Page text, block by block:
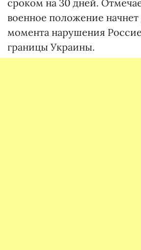
сроком на 30 дней.
военное положение начнет
момента нарушения
границы Украины.